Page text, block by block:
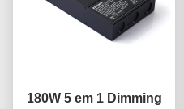
180W 5 em 1 Dimming